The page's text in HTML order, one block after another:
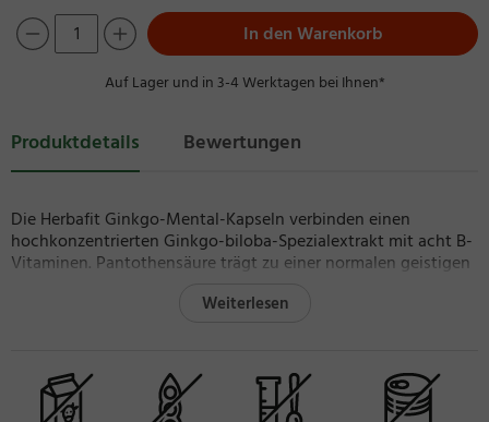
In den Warenkorb
Auf Lager und in 3-4 Werktagen bei Ihnen*
Produktdetails Bewertungen
Die Herbafit Ginkgo-Mental-Kapseln verbinden einen
hochkonzentrierten Ginkgo-biloba-Spezialextrakt mit acht B-
Vitaminen. Pantothensäure trägt zu einer normalen geistigen
biloba-Blättern im Verhältnis 50:1, gewonnen mit Wasser (30
%) und Ethanol (70 %). Der Extrakt ist auf 18,4 mg
Flavonglykoside und 4,9 mg Ginkgolid-Terpenlactone
Weiterlesen